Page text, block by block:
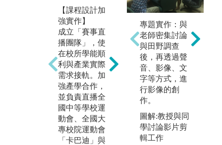
【課程設計加
強實作】
成立「賽事直
播團隊」，使
在校所學能順
利與產業實際
需求接軌。加
強產學合作，
並負責直播全
國中等學校運
動會、全國大
專校院運動會
「卡巴迪」與
【證照輔導提
升實力】
全台唯一傳播
科系開設「空
拍機證照」輔
導課程，於校
內規劃一比一
空拍考照場地
並提供空拍
們考取空拍專
業證照。另加
強輔導考取
專題實作：與
老師密集討論
與田野調查
後，再透過聲
音、影像、文
字等方式，進
行影像的創
作。
圖解:教授與同
學討論影片剪
輯工作